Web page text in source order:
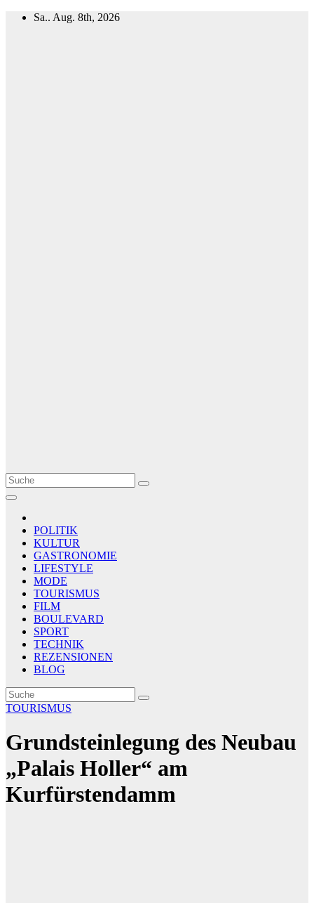
Zum
Sa.. Aug. 8th, 2026
Le Matin
AGENCE DE PRESSE
POLITIK
KULTUR
GASTRONOMIE
LIFESTYLE
MODE
TOURISMUS
FILM
BOULEVARD
SPORT
TECHNIK
REZENSIONEN
BLOG
TOURISMUS
Grundsteinlegung des Neubau
„Palais Holler“ am
Kurfürstendamm